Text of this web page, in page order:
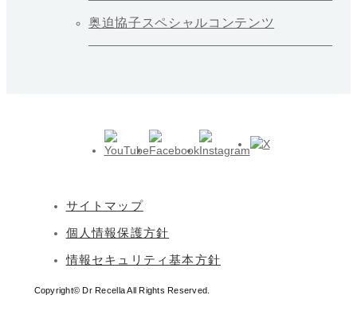
奥迫協子スペシャルコンテンツ
サイトマップ
個人情報保護方針
情報セキュリティ基本方針
Copyright© Dr Recella All Rights Reserved.